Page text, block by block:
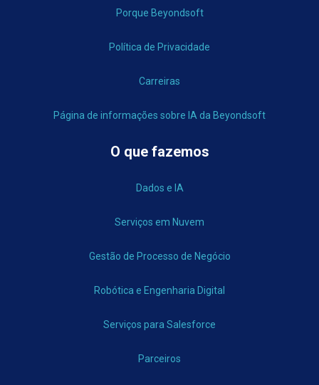
Porque Beyondsoft
Política de Privacidade
Carreiras
Página de informações sobre IA da Beyondsoft
O que fazemos
Dados e IA
Serviços em Nuvem
Gestão de Processo de Negócio
Robótica e Engenharia Digital
Serviços para Salesforce
Parceiros